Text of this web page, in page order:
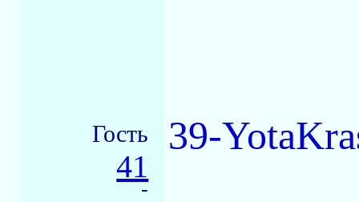
Гость
41
-
39-